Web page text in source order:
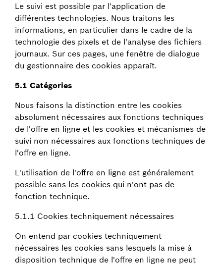
Le suivi est possible par l'application de
différentes technologies. Nous traitons les
informations, en particulier dans le cadre de la
technologie des pixels et de l'analyse des fichiers
journaux. Sur ces pages, une fenêtre de dialogue
du gestionnaire des cookies apparaît.
5.1 Catégories
Nous faisons la distinction entre les cookies
absolument nécessaires aux fonctions techniques
de l'offre en ligne et les cookies et mécanismes de
suivi non nécessaires aux fonctions techniques de
l'offre en ligne.
L'utilisation de l'offre en ligne est généralement
possible sans les cookies qui n'ont pas de
fonction technique.
5.1.1 Cookies techniquement nécessaires
On entend par cookies techniquement
nécessaires les cookies sans lesquels la mise à
disposition technique de l'offre en ligne ne peut